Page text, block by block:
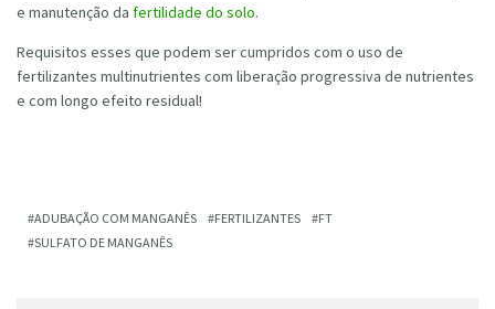
e manutenção da fertilidade do solo.
Requisitos esses que podem ser cumpridos com o uso de
fertilizantes multinutrientes com liberação progressiva de nutrientes
e com longo efeito residual!
ADUBAÇÃO COM MANGANÊS FERTILIZANTES
FT
SULFATO DE MANGANÊS